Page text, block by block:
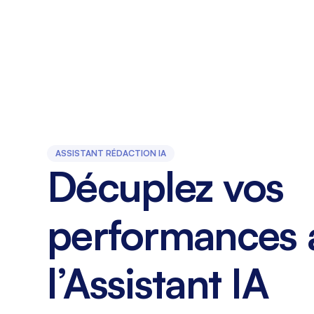
ASSISTANT RÉDACTION IA
Décuplez vos
performances
l’Assistant IA